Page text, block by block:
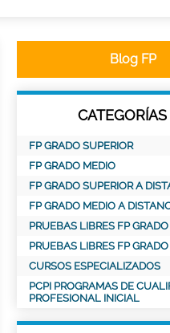
Blog FP
FP GRADO SUPERIOR
FP GRADO MEDIO
FP GRADO SUPERIOR A
FP GRADO MEDIO A
PRUEBAS LIBRES FP
PRUEBAS LIBRES FP
CURSOS ESPECIALIZADOS
PCPI PROGRAMAS DE
PROFESIONAL INICIAL